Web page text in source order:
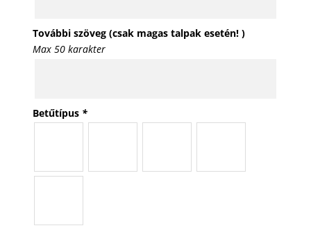
További szöveg (csak magas talpak esetén! )
Max 50 karakter
Betűtípus *